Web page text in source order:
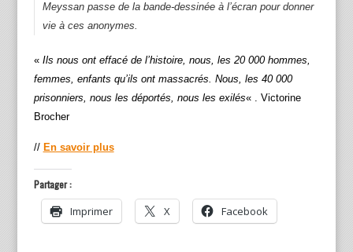
Meyssan passe de la bande-dessinée à l’écran pour donner
vie à ces anonymes.
« Ils nous ont effacé de l’histoire, nous, les 20 000 hommes,
femmes, enfants qu’ils ont massacrés. Nous, les 40 000
prisonniers, nous les déportés, nous les exilés« . Victorine
Brocher
// En savoir plus
Partager :
Imprimer X Facebook